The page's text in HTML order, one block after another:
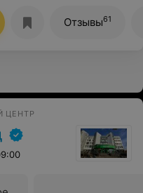
я постоянныйОтзывы61
ЦЕНТР